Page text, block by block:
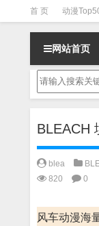
首 页 动漫
斗罗3 火影
网站首页
BLEACH
blea
820
0
风车动漫海